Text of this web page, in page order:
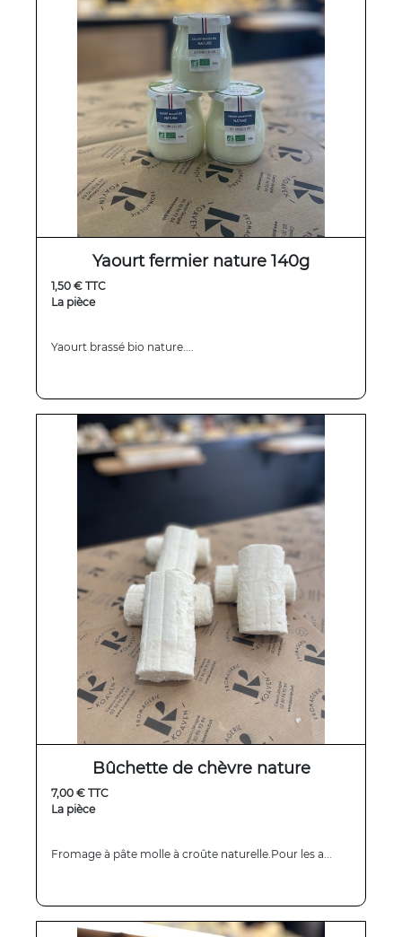
Yaourt fermier nature 140g
1,50 € TTC
La pièce
Yaourt brassé bio nature....
Bûchette de chèvre nature
7,00 € TTC
La pièce
Fromage à pâte molle à croûte naturelle.Pour les a...